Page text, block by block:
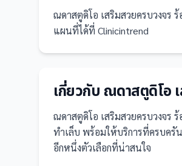
ณดาสตูดิโอ เสริมสวยครบวงจร
แผนที่ได้ที่ Clinicintrend
เกี่ยวกับ ณดาสตูดิโอ
ณดาสตูดิโอ เสริมสวยครบวงจร ร้
ทำเล็บ พร้อมให้บริการที่ครบครัน
อีกหนึ่งตัวเลือกที่น่าสนใจ